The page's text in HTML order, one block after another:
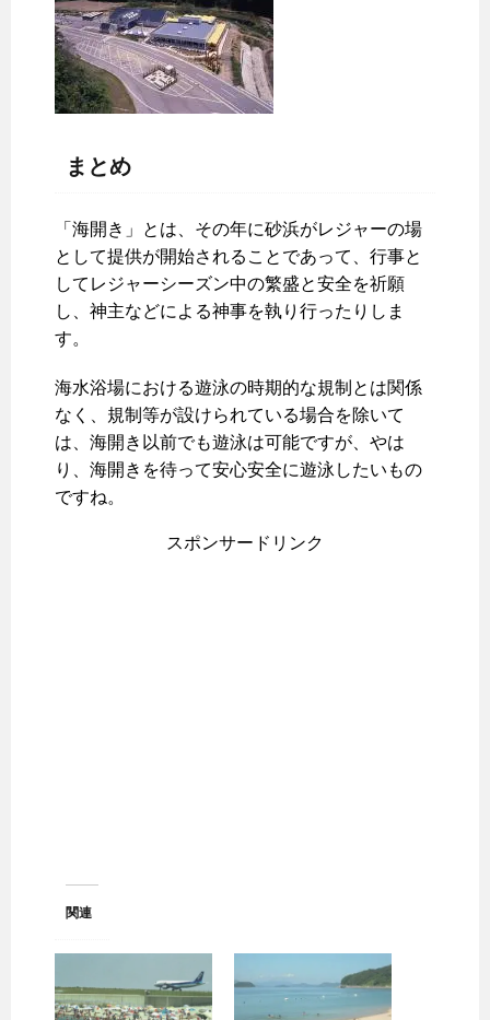
まとめ
「海開き」とは、その年に砂浜がレジャーの場
として提供が開始されることであって、行事と
してレジャーシーズン中の繁盛と安全を祈願
し、神主などによる神事を執り行ったりしま
す。
海水浴場における遊泳の時期的な規制とは関係
なく、規制等が設けられている場合を除いて
は、海開き以前でも遊泳は可能ですが、やは
り、海開きを待って安心安全に遊泳したいもの
ですね。
スポンサードリンク
関連